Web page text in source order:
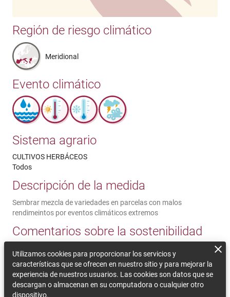
Región de riesgo climático
Meridional
Evento climático
Sistema agrario
CULTIVOS HERBÁCEOS
Todos
Descripción de la medida
Sembrar mezcla de variedades en parcelas con malos
rendimeintos por eventos climáticos extremos
Comentarios sobre la sostenibilidad
nuevas variedades a nivel de investigación. Es necesaria una
inversión económica para comprar semilla certificada. Es
necesaria una asesoría técnica. Impedimentos legales a
agricultores convencionales para compartir y vender/comprar
Utilizamos cookies para proporcionar los servicios y
características que se ofrecen en nuestro sitio y para mejorar la
experiencia de nuestros usuarios. Las cookies son datos que se
descargan o almacenan en su computadora o cualquier otro
dispositivo.